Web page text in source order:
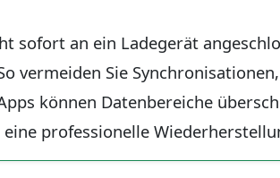
sofort an ein Ladegerät
vermeiden Sie
können Datenbereiche
eine professionelle